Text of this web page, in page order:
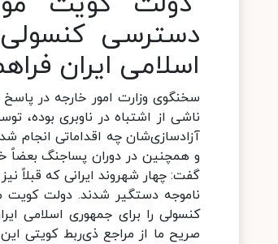
دسترسی کنسولی
اسلامی ایران
سخنگوی وزارت امور خارجه در
ناشی از اشتباه در ناوبری
آزادسازی‌شان چه اقداماتی انجام
و همچنین در دوران پساجنگ بعضاً
گفت: چهار شهروند ایرانی که قبلاً
ناموجه دستگیر شدند. دولت کویت
کنسولی را برای جمهوری اسلامی
صریح ما از مراجع ذی‌ربط کویتی